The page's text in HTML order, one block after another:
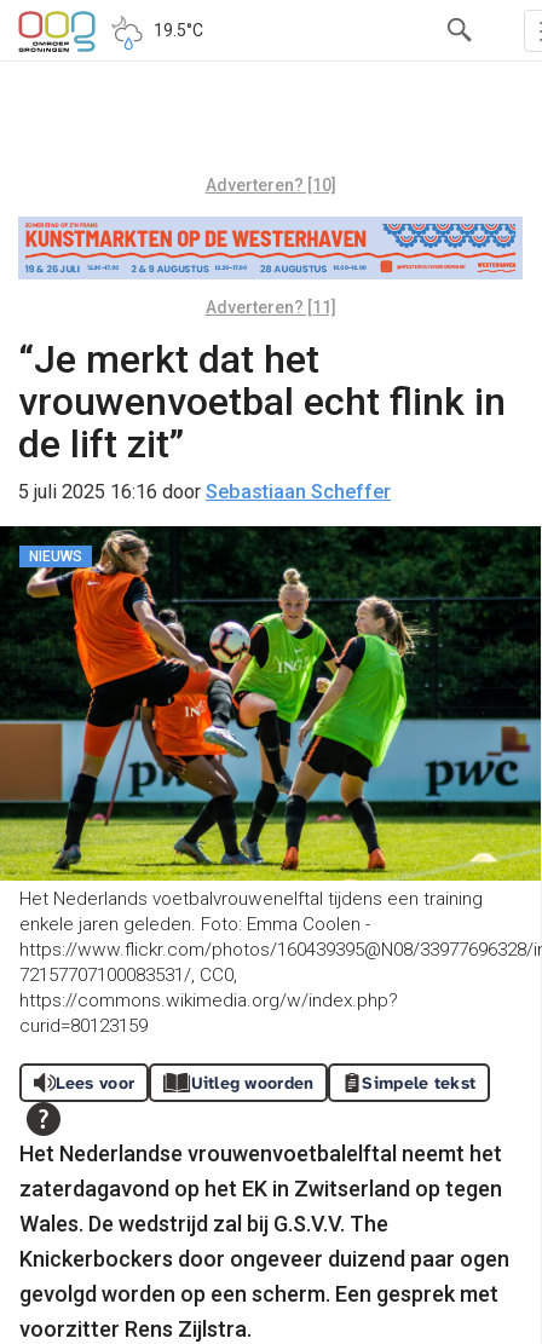
19.5°C
Adverteren? [10]
Adverteren? [11]
“Je merkt dat het
vrouwenvoetbal echt flink in
de lift zit”
5 juli 2025 16:16 door Sebastiaan Scheffer
NIEUWS
Het Nederlands voetbalvrouwenelftal tijdens een training
enkele jaren geleden. Foto: Emma Coolen -
https://www.flickr.com/photos/160439395@N08/33977696328/
72157707100083531/, CC0,
https://commons.wikimedia.org/w/index.php?
curid=80123159
Lees voor Uitleg woorden Simpele tekst
Het Nederlandse vrouwenvoetbalelftal neemt het
zaterdagavond op het EK in Zwitserland op tegen
Wales. De wedstrijd zal bij G.S.V.V. The
Knickerbockers door ongeveer duizend paar ogen
gevolgd worden op een scherm. Een gesprek met
voorzitter Rens Zijlstra.